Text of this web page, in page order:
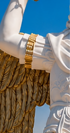
terá
com a
Sacramento e
por
eclesiais
será celebrada
Dom José Ruy G